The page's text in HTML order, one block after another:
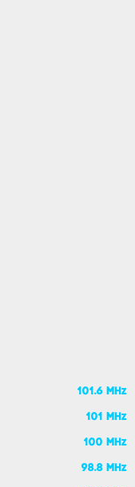
101.6 MHz
101 MHz
100 MHz
98.8 MHz